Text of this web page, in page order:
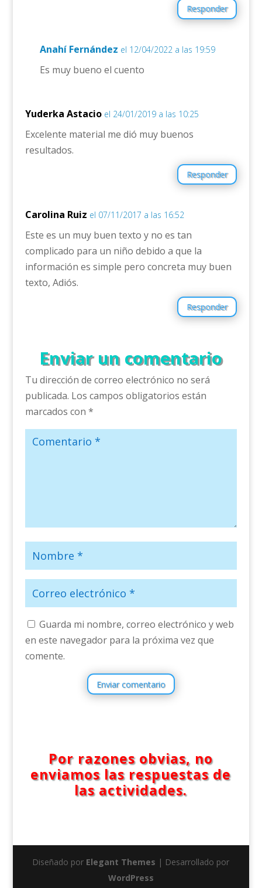
Responder
Anahí Fernández el 12/04/2022 a las 19:59
Es muy bueno el cuento
Yuderka Astacio el 24/01/2019 a las 10:25
Excelente material me dió muy buenos
resultados.
Responder
Carolina Ruiz el 07/11/2017 a las 16:52
Este es un muy buen texto y no es tan
complicado para un niño debido a que la
información es simple pero concreta muy buen
texto, Adiós.
Responder
Enviar un comentario
Tu dirección de correo electrónico no será
publicada. Los campos obligatorios están
marcados con *
Guarda mi nombre, correo electrónico y web
en este navegador para la próxima vez que
comente.
Enviar comentario
Por razones obvias, no
enviamos las respuestas de
las actividades.
Diseñado por Elegant Themes | Desarrollado por
WordPress